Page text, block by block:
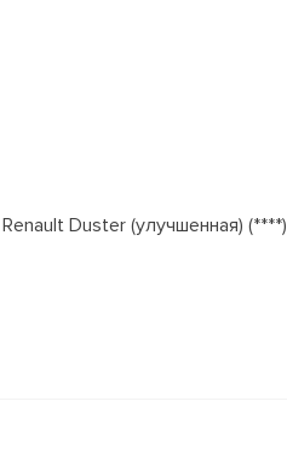
Duster (улучшенная) (****)